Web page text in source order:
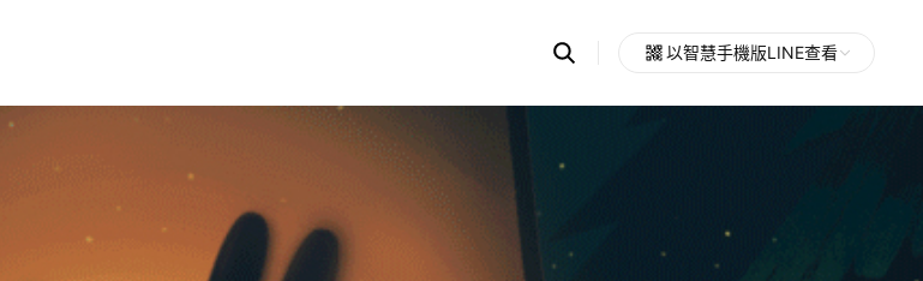
Search
OpenChats
messages
search
以智慧手機版LINE查看